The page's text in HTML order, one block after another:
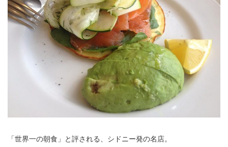
「世界一の朝食」と評される、シドニー発の名店。